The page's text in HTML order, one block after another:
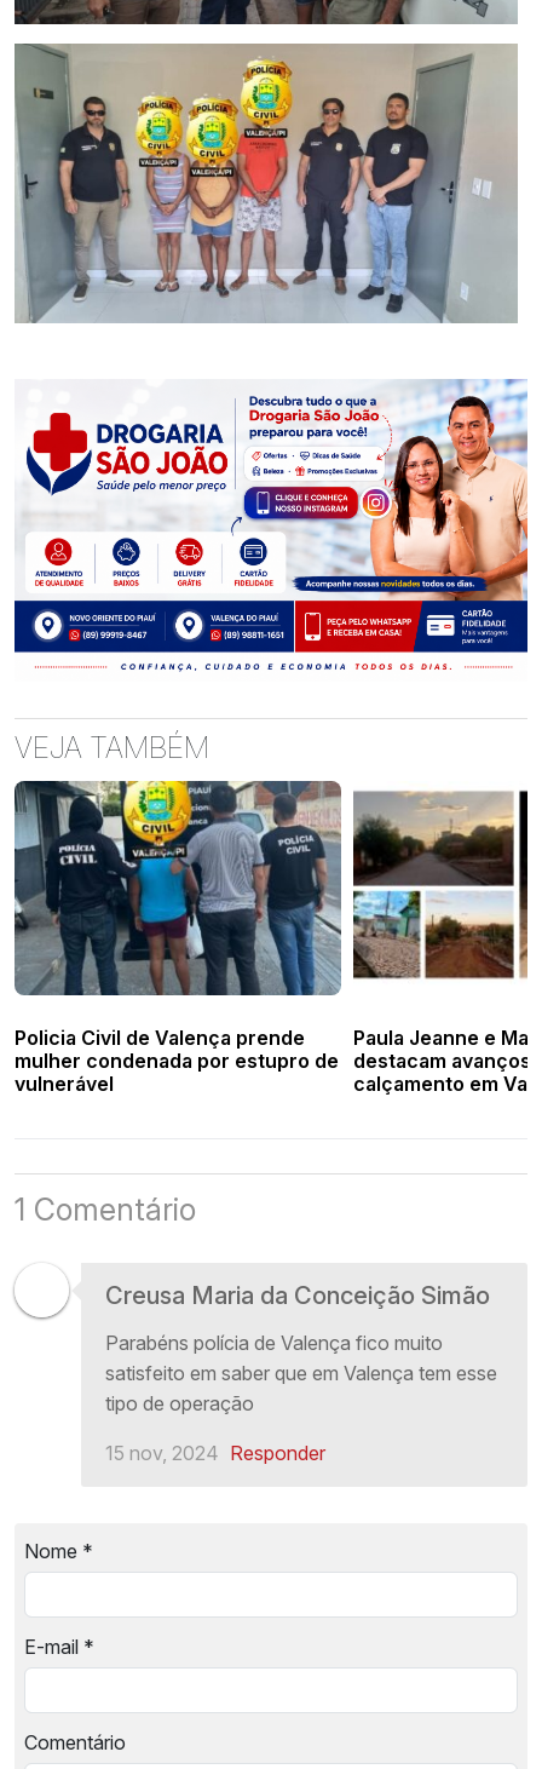
VEJA TAMBÉM
Policia Civil de Valença prende
mulher condenada por estupro de
vulnerável
Paula Jeanne e
destacam avanços
calçamento em
1 Comentário
Creusa Maria da Conceição Simão
Parabéns polícia de Valença fico muito
satisfeito em saber que em Valença tem esse
tipo de operação
15 nov, 2024 Responder
Nome *
E-mail *
Comentário